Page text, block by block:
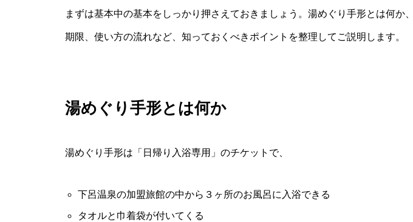
まずは基本中の基本をしっかり押さえておきましょう。湯めぐり手形とは何か
期限、使い方の流れなど、知っておくべきポイントを整理してご説明します。
湯めぐり手形とは何か
湯めぐり手形は「日帰り入浴専用」のチケットで、
下呂温泉の加盟旅館の中から３ヶ所のお風呂に入浴できる
タオルと巾着袋が付いてくる